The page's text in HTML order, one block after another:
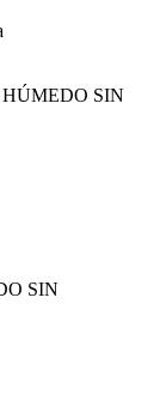
HÚMEDO SIN
SIN